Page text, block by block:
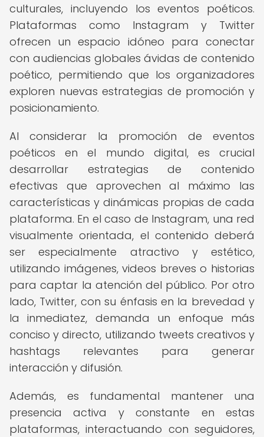
culturales, incluyendo los eventos poéticos.
Plataformas como Instagram y Twitter
ofrecen un espacio idóneo para conectar
con audiencias globales ávidas de contenido
poético, permitiendo que los organizadores
exploren nuevas estrategias de promoción y
posicionamiento.
Al considerar la promoción de eventos
poéticos en el mundo digital, es crucial
desarrollar estrategias de contenido
efectivas que aprovechen al máximo las
características y dinámicas propias de cada
plataforma. En el caso de Instagram, una red
visualmente orientada, el contenido deberá
ser especialmente atractivo y estético,
utilizando imágenes, videos breves o historias
para captar la atención del público. Por otro
lado, Twitter, con su énfasis en la brevedad y
la inmediatez, demanda un enfoque más
conciso y directo, utilizando tweets creativos y
hashtags relevantes para generar
interacción y difusión.
Además, es fundamental mantener una
presencia activa y constante en estas
plataformas, interactuando con seguidores,